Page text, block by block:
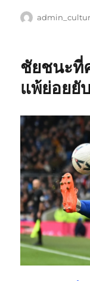
ผู้
ชัยชนะที่
แพ้ย่อยยั